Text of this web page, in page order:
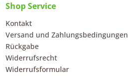
Shop Service
Kontakt
Versand und Zahlungsbedingungen
Rückgabe
Widerrufsrecht
Widerrufsformular